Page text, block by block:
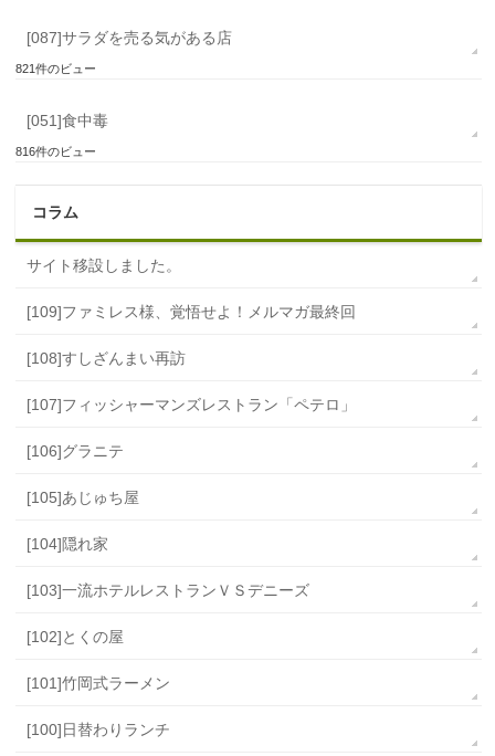
[087]サラダを売る気がある店
821件のビュー
[051]食中毒
816件のビュー
コラム
サイト移設しました。
[109]ファミレス様、覚悟せよ！メルマガ最終回
[108]すしざんまい再訪
[107]フィッシャーマンズレストラン「ペテロ」
[106]グラニテ
[105]あじゅち屋
[104]隠れ家
[103]一流ホテルレストランＶＳデニーズ
[102]とくの屋
[101]竹岡式ラーメン
[100]日替わりランチ